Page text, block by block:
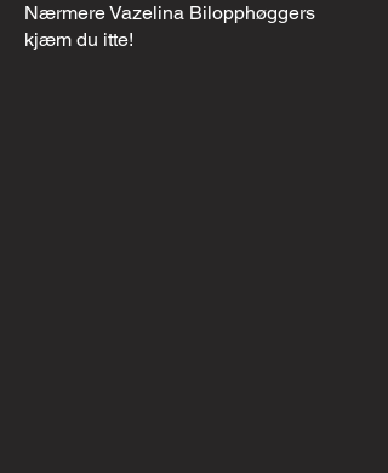
Nærmere Vazelina Bilopphøggers
kjæm du itte!